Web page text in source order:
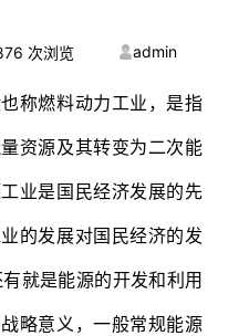
次浏览 admin
燃料动力工业，是指
资源及其转变为二次能
业是国民经济发展的先
的发展对国民经济的发
就是能源的开发和利用
略意义，一般常规能源